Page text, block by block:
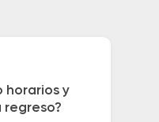
horarios y